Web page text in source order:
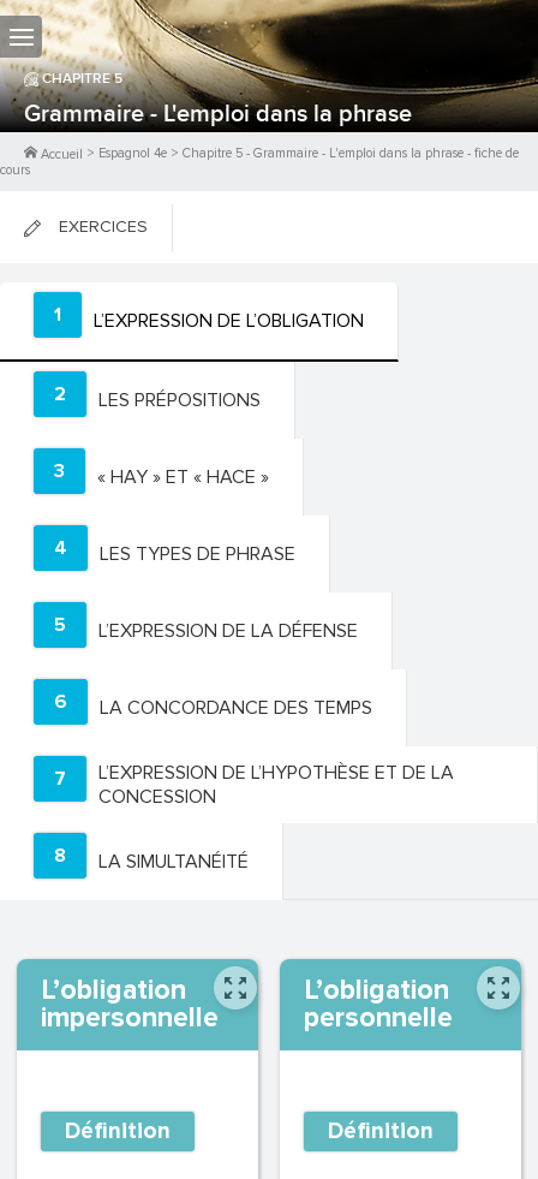
CHAPITRE5
Grammaire - L'emploi dans la phrase
Accueil > Espagnol 4e > Chapitre 5 - Grammaire - L'emploi dans la phrase - fiche de
cours
EXERCICES
FICHES DE COURS
0PTS
1 L’EXPRESSION DE L’OBLIGATION
2 LES PRÉPOSITIONS
3 « HAY » ET « HACE »
4 LES TYPES DE PHRASE
5 L’EXPRESSION DE LA DÉFENSE
6 LA CONCORDANCE DES TEMPS
7
L’EXPRESSION DE L’HYPOTHÈSE ET DE LA
CONCESSION
8 LA SIMULTANÉITÉ
L’obligation
impersonnelle
Définition
L’obligation
personnelle
Définition